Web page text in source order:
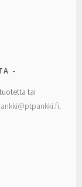
tai
.